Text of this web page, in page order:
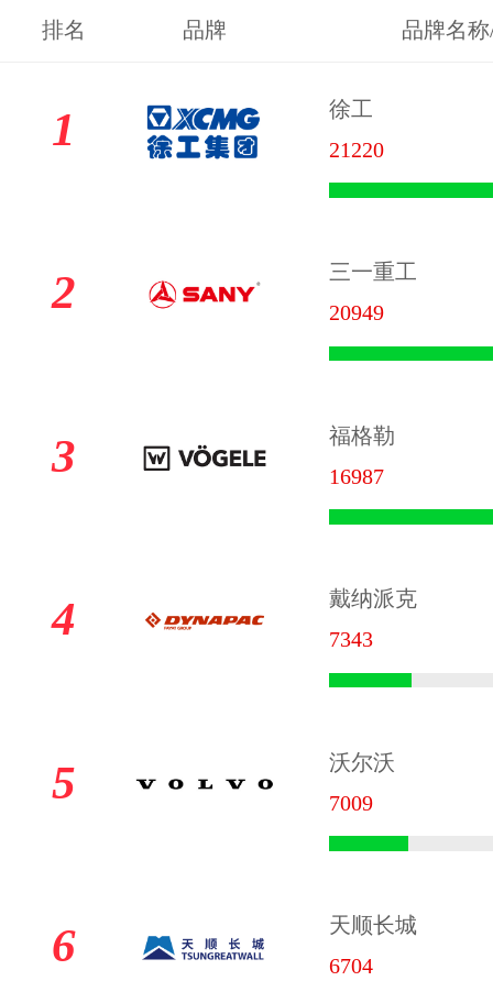
排名 品牌 品牌名
1
徐工
21220
2
三一重工
20949
3
福格勒
16987
4
戴纳派克
7343
5
沃尔沃
7009
6
天顺长城
6704